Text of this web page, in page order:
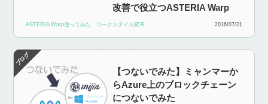
改善で役立つASTERIA Warp
ASTERIA Warp使ってみた ワークスタイル変革 2016/07/21
【つないでみた】ミャンマーか
らAzure上のブロックチェーン
につないでみた